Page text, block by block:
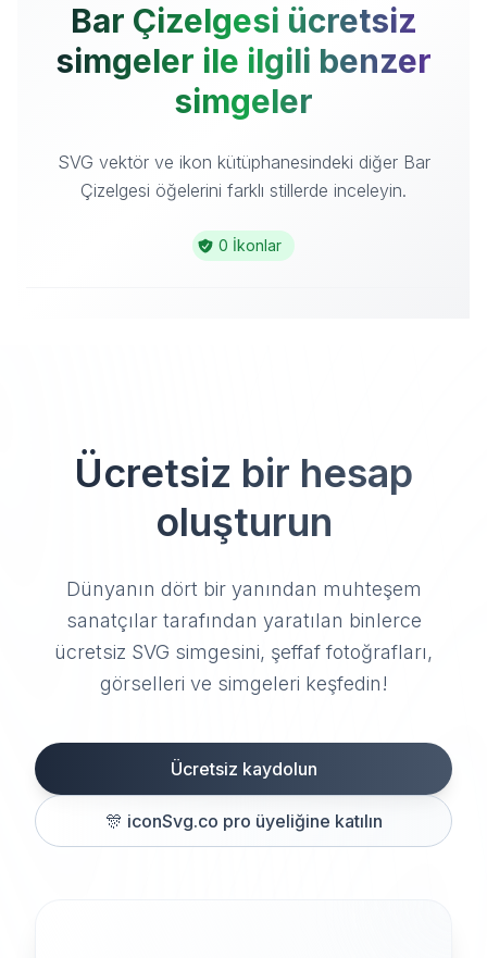
Bar Çizelgesi ücretsiz
simgeler ile ilgili benzer
simgeler
SVG vektör ve ikon kütüphanesindeki diğer Bar
Çizelgesi öğelerini farklı stillerde inceleyin.
0 İkonlar
Ücretsiz bir hesap
oluşturun
Dünyanın dört bir yanından muhteşem
sanatçılar tarafından yaratılan binlerce
ücretsiz SVG simgesini, şeffaf fotoğrafları,
görselleri ve simgeleri keşfedin!
Ücretsiz kaydolun
🎊 iconSvg.co pro üyeliğine katılın